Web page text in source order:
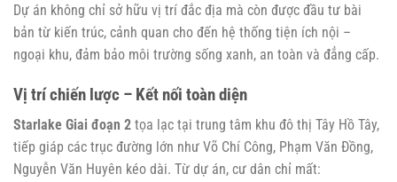
Dự án không chỉ sở hữu vị trí đắc địa mà còn được đầu tư bài
bản từ kiến trúc, cảnh quan cho đến hệ thống tiện ích nội –
ngoại khu, đảm bảo môi trường sống xanh, an toàn và đẳng cấp.
Vị trí chiến lược – Kết nối toàn diện
Starlake Giai đoạn 2 tọa lạc tại trung tâm khu đô thị Tây Hồ Tây,
tiếp giáp các trục đường lớn như Võ Chí Công, Phạm Văn Đồng,
Nguyễn Văn Huyên kéo dài. Từ dự án, cư dân chỉ mất: